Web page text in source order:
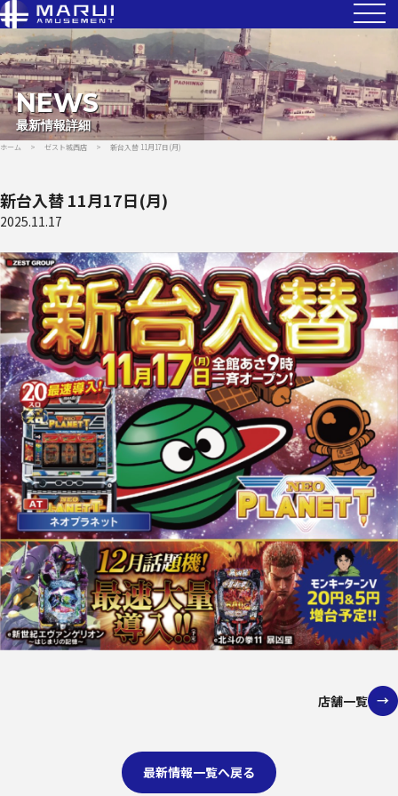
NEWS
最新情報詳細
ホーム > ゼスト城西店 > 新台入替 11月17日(月)
新台入替 11月17日(月)
2025.11.17
店舗一覧
最新情報一覧へ戻る